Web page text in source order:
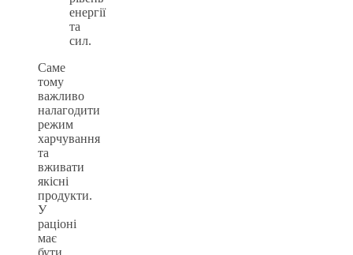
енергії
та
сил.
Саме
тому
важливо
налагодити
режим
харчування
та
вживати
якісні
продукти.
У
раціоні
має
бути